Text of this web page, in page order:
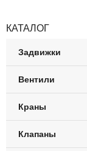
КАТАЛОГ
Задвижки
Вентили
Краны
Клапаны